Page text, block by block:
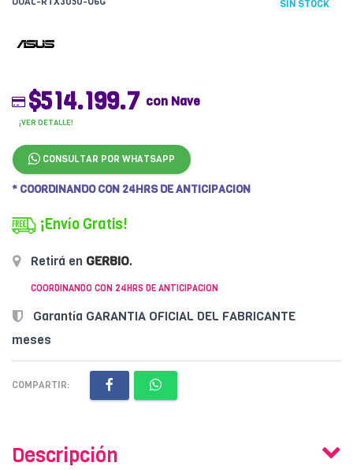
SIN STOCK
$514.199.7 con Nave
¡VER DETALLE!
CONSULTAR POR WHATSAPP
* COORDINANDO CON 24HRS DE ANTICIPACION
¡Envío Gratis!
Retirá en GERBIO.
COORDINANDO CON 24HRS DE ANTICIPACION
Garantía GARANTIA OFICIAL DEL FABRICANTE
meses
COMPARTIR:
Descripción